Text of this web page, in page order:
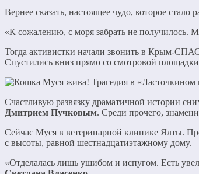
Вернее сказать, настоящее чудо, которое
«К сожалению, с моря забрать не получилось.
Тогда активистки начали звонить в Крым-
Спустились вниз прямо со смотровой
Счастливую развязку драматичной истории
Дмитрием Пучковым. Среди прочего,
Сейчас Муся в ветеринарной клинике Ялты.
с высоты, равной шестнадцатиэтажному дому.
«Отделалась лишь ушибом и испугом. Есть